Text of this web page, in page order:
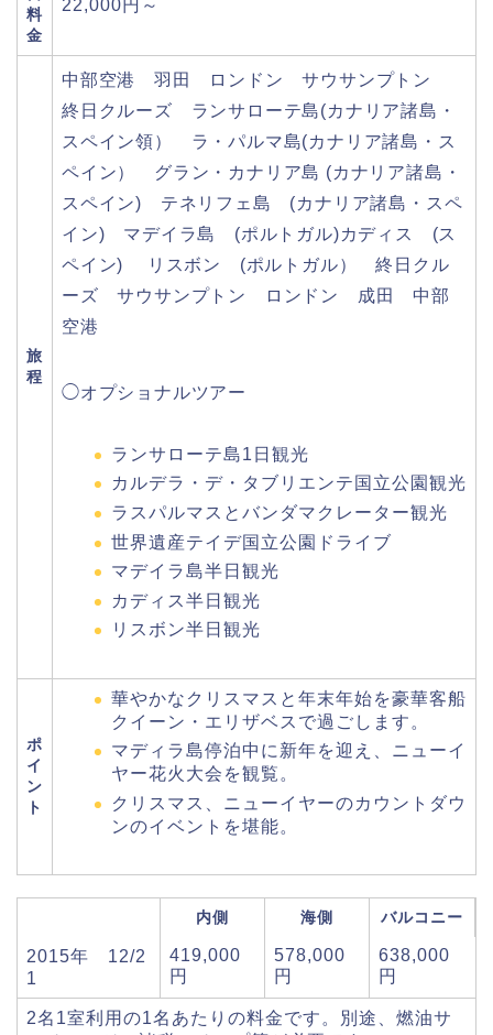
料
金
22,000円～
旅
程
中部空港 羽田 ロンドン サウサンプトン
終日クルーズ ランサローテ島(カナリア諸島・
スペイン領） ラ・パルマ島(カナリア諸島・ス
ペイン） グラン・カナリア島 (カナリア諸島・
スペイン) テネリフェ島 (カナリア諸島・スペ
イン) マデイラ島 (ポルトガル)カディス (ス
ペイン) リスボン (ポルトガル） 終日クル
ーズ サウサンプトン ロンドン 成田 中部
空港
◯オプショナルツアー
ランサローテ島1日観光
カルデラ・デ・タブリエンテ国立公園観光
ラスパルマスとバンダマクレーター観光
世界遺産テイデ国立公園ドライブ
マデイラ島半日観光
カディス半日観光
リスボン半日観光
ポ
イ
ン
ト
華やかなクリスマスと年末年始を豪華客船
クイーン・エリザベスで過ごします。
マディラ島停泊中に新年を迎え、ニューイ
ヤー花火大会を観覧。
クリスマス、ニューイヤーのカウントダウ
ンのイベントを堪能。
内側 海側 バルコニー
2015年 12/2
1
419,000
円
578,000
円
638,000
円
2名1室利用の1名あたりの料金です。別途、燃油サ